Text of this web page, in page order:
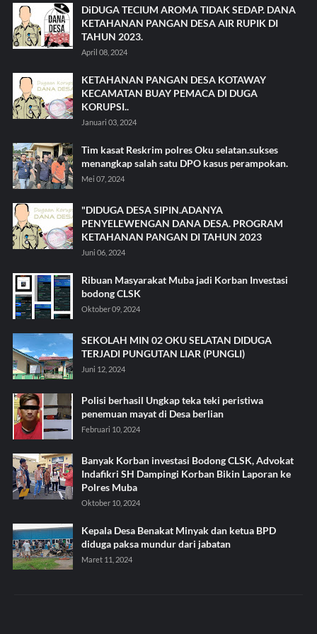
DiDUGA TECIUM AROMA TIDAK SEDAP. DANA
KETAHANAN PANGAN DESA AIR RUPIK DI
TAHUN 2023.
April 08, 2024
KETAHANAN PANGAN DESA KOTAWAY
KECAMATAN BUAY PEMACA DI DUGA
KORUPSI..
Januari 03, 2024
Tim kasat Reskrim polres Oku selatan.sukses
menangkap salah satu DPO kasus perampokan.
Mei 07, 2024
"DIDUGA DESA SIPIN.ADANYA
PENYELEWENGAN DANA DESA. PROGRAM
KETAHANAN PANGAN DI TAHUN 2023
Juni 06, 2024
Ribuan Masyarakat Muba jadi Korban Investasi
bodong CLSK
Oktober 09, 2024
SEKOLAH MIN 02 OKU SELATAN DIDUGA
TERJADI PUNGUTAN LIAR (PUNGLI)
Juni 12, 2024
Polisi berhasil Ungkap teka teki peristiwa
penemuan mayat di Desa berlian
Februari 10, 2024
Banyak Korban investasi Bodong CLSK, Advokat
Indafikri SH Dampingi Korban Bikin Laporan ke
Polres Muba
Oktober 10, 2024
Kepala Desa Benakat Minyak dan ketua BPD
diduga paksa mundur dari jabatan
Maret 11, 2024